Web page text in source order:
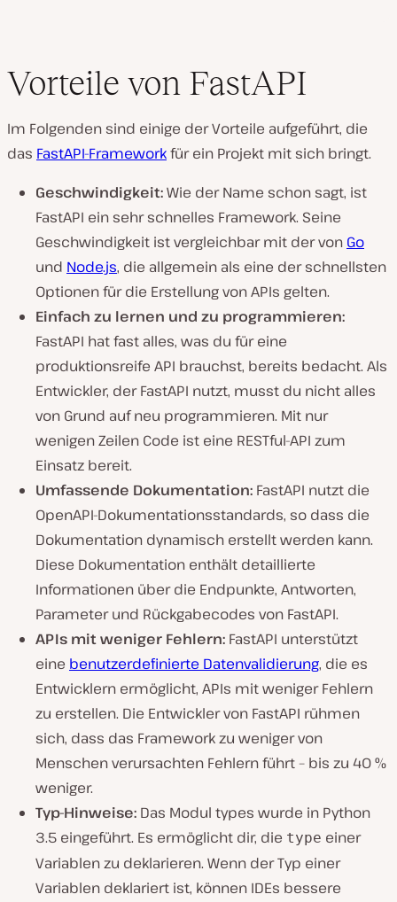
Vorteile von FastAPI
Im Folgenden sind einige der Vorteile aufgeführt, die
das FastAPI-Frameworkfür ein Projekt mit sich bringt.
Geschwindigkeit:Wie der Name schon sagt, ist
FastAPI ein sehr schnelles Framework. Seine
Geschwindigkeit ist vergleichbar mit der von Go
und Node.js, die allgemein als eine der schnellsten
Optionen für die Erstellung von APIs gelten.
Einfach zu lernen und zu programmieren:
FastAPI hat fast alles, was du für eine
produktionsreife API brauchst, bereits bedacht. Als
Entwickler, der FastAPI nutzt, musst du nicht alles
von Grund auf neu programmieren. Mit nur
wenigen Zeilen Code ist eine RESTful-API zum
Einsatz bereit.
Umfassende Dokumentation: FastAPI nutzt die
OpenAPI-Dokumentationsstandards, so dass die
Dokumentation dynamisch erstellt werden kann.
Diese Dokumentation enthält detaillierte
Informationen über die Endpunkte, Antworten,
Parameter und Rückgabecodes von FastAPI.
APIs mit weniger Fehlern: FastAPI unterstützt
eine benutzerdefinierte Datenvalidierung, die es
Entwicklern ermöglicht, APIs mit weniger Fehlern
zu erstellen. Die Entwickler von FastAPI rühmen
sich, dass das Framework zu weniger von
Menschen verursachten Fehlern führt – bis zu 40 %
weniger.
Typ-Hinweise: Das Modul types wurde in Python
3.5 eingeführt. Es ermöglicht dir, die type einer
Variablen zu deklarieren. Wenn der Typ einer
Variablen deklariert ist, können IDEs bessere